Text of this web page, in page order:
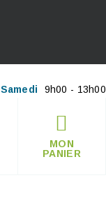
Samedi 9h00 - 13h00
MON
PANIER